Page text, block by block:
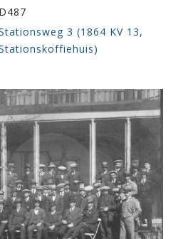
D487
3 (1864 KV 13,